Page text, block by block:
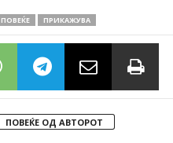
ПОВЕЌЕ ПРИКАЖУВА
ПОВЕЌЕ ОД АВТОРОТ